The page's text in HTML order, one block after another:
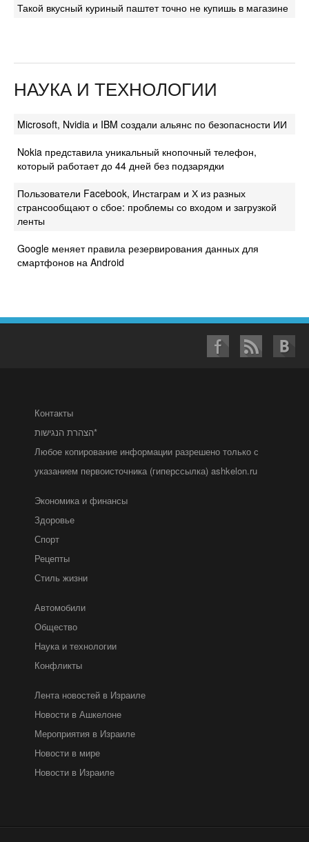
Такой вкусный куриный паштет точно не купишь в магазине
НАУКА И ТЕХНОЛОГИИ
Microsoft, Nvidia и IBM создали альянс по безопасности ИИ
Nokia представила уникальный кнопочный телефон,
который работает до 44 дней без подзарядки
Пользователи Facebook, Инстаграм и Х из разных
странсообщают о сбое: проблемы со входом и загрузкой
ленты
Google меняет правила резервирования данных для
смартфонов на Android
Контакты
הצהרת הנגישות*
Любое копирование информации разрешено только с
указанием первоисточника (гиперссылка) ashkelon.ru
Экономика и финансы
Здоровье
Спорт
Рецепты
Стиль жизни
Автомобили
Общество
Наука и технологии
Конфликты
Лента новостей в Израиле
Новости в Ашкелоне
Мероприятия в Израиле
Новости в мире
Новости в Израиле